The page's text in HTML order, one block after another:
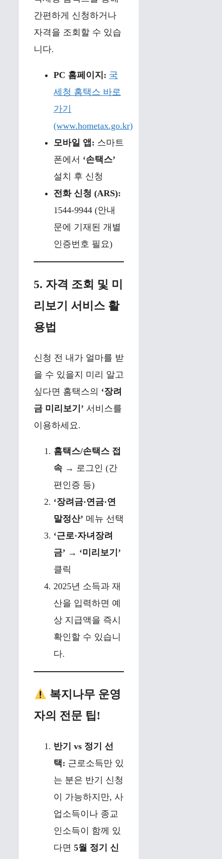
간편하게 신청하거나
자격을 조회할 수 있습
니다.
PC 홈페이지: 국
세청 홈택스 바로
가기
(www.hometax.go.kr)
모바일 앱: 스마트
폰에서 ‘손택스’
설치 후 신청
전화 신청 (ARS):
1544-9944 (안내
문에 기재된 개별
인증번호 필요)
5. 자격 조회 및 미
리보기 서비스 활
용법
신청 전 내가 얼마를 받
을 수 있을지 미리 알고
싶다면 홈택스의 ‘장려
금 미리보기’ 서비스를
이용하세요.
홈택스/손택스 접
속 → 로그인 (간
편인증 등)
‘장려금·연금·연
말정산’ 메뉴 선택
‘근로·자녀장려
금’ → ‘미리보기’
클릭
2025년 소득과 재
산을 입력하면 예
상 지급액을 즉시
확인할 수 있습니
다.
복지나무 운영
자의 전문 팁!
반기 vs 정기 선
택: 근로소득만 있
는 분은 반기 신청
이 가능하지만, 사
업소득이나 종교
인소득이 함께 있
다면 5월 정기 신